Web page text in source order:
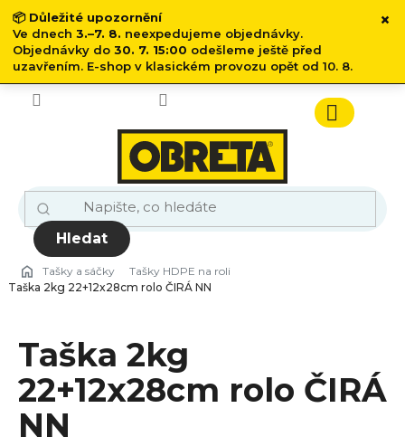
📦 Důležité upozornění
Ve dnech 3.–7. 8. neexpedujeme objednávky.
Objednávky do 30. 7. 15:00 odešleme ještě před
uzavřením. E-shop v klasickém provozu opět od 10. 8.
×
Přejít
obsah
Hledat
Nákupní
košík
Tašky a sáčky
Tašky HDPE na roli
Taška 2kg 22+12x28cm rolo ČIRÁ NN
Taška 2kg
22+12x28cm rolo ČIRÁ
NN